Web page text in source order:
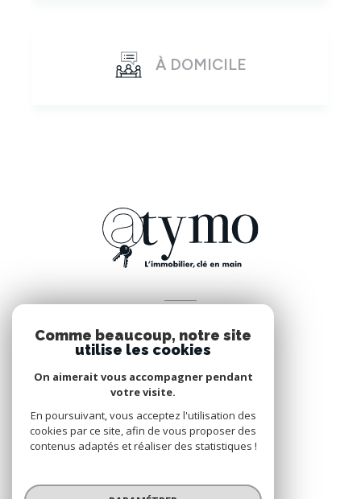
À DOMICILE
2 3
Je souhaite
vendre mon bien louer mon bien
Saisir *
Adresse du bien *
Espace propriétaire
© 2026 | Tous droits réservés
Comme beaucoup, notre site
utilise les cookies
On aimerait vous accompagner pendant
votre visite.
En poursuivant, vous acceptez l'utilisation des
cookies par ce site, afin de vous proposer des
contenus adaptés et réaliser des statistiques !